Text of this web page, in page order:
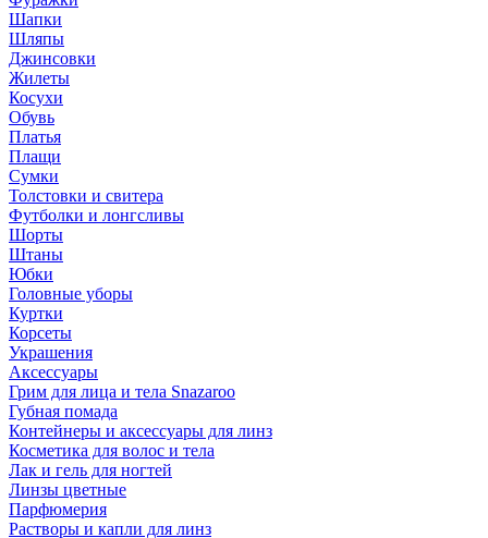
Шапки
Шляпы
Джинсовки
Жилеты
Косухи
Обувь
Платья
Плащи
Сумки
Толстовки и свитера
Футболки и лонгсливы
Шорты
Штаны
Юбки
Головные уборы
Куртки
Корсеты
Украшения
Аксессуары
Грим для лица и тела Snazaroo
Губная помада
Контейнеры и аксессуары для линз
Косметика для волос и тела
Лак и гель для ногтей
Линзы цветные
Парфюмерия
Растворы и капли для линз